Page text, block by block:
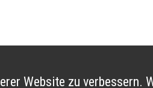
Website zu